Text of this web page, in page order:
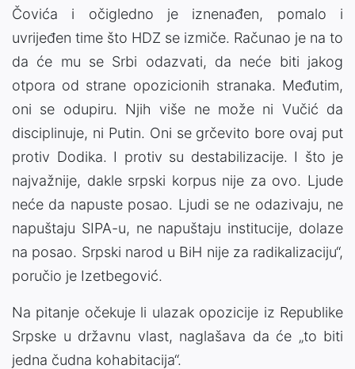
Čovića i očigledno je iznenađen, pomalo i
uvrijeđen time što HDZ se izmiče. Računao je na to
da će mu se Srbi odazvati, da neće biti jakog
otpora od strane opozicionih stranaka. Međutim,
oni se odupiru. Njih više ne može ni Vučić da
disciplinuje, ni Putin. Oni se grčevito bore ovaj put
protiv Dodika. I protiv su destabilizacije. I što je
najvažnije, dakle srpski korpus nije za ovo. Ljude
neće da napuste posao. Ljudi se ne odazivaju, ne
napuštaju SIPA-u, ne napuštaju institucije, dolaze
na posao. Srpski narod u BiH nije za radikalizaciju“,
poručio je Izetbegović.
Na pitanje očekuje li ulazak opozicije iz Republike
Srpske u državnu vlast, naglašava da će „to biti
jedna čudna kohabitacija“.